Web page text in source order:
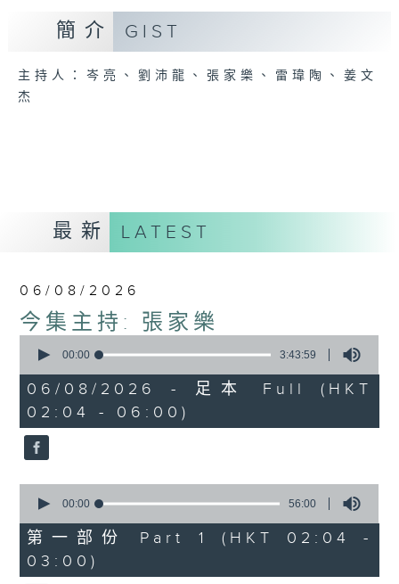
簡介 GIST
主持人：岑亮、劉沛龍、張家樂、雷瑋陶、姜文
杰
最新 LATEST
06/08/2026
今集主持: 張家樂
seconds
3
hours,
43
minutes,
59
seconds
00:00 3:43:59
06/08/2026 - 足本 Full (HKT
02:04 - 06:00)
seconds
56
minutes,
0
seconds
00:00 56:00
第一部份 Part 1 (HKT 02:04 -
03:00)